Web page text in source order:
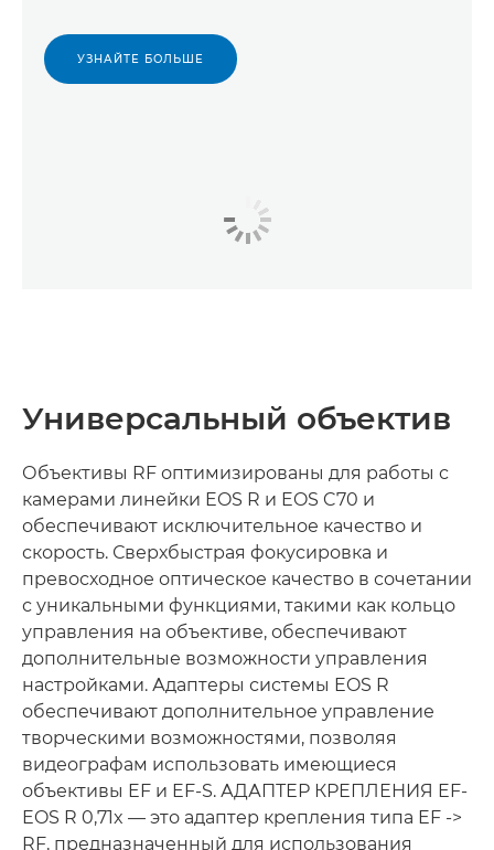
УЗНАЙТЕ БОЛЬШЕ
Универсальный объектив
Объективы RF оптимизированы для работы с
камерами линейки EOS R и EOS C70 и
обеспечивают исключительное качество и
скорость. Сверхбыстрая фокусировка и
превосходное оптическое качество в сочетании
с уникальными функциями, такими как кольцо
управления на объективе, обеспечивают
дополнительные возможности управления
настройками. Адаптеры системы EOS R
обеспечивают дополнительное управление
творческими возможностями, позволяя
видеографам использовать имеющиеся
объективы EF и EF-S. АДАПТЕР КРЕПЛЕНИЯ EF-
EOS R 0,71x — это адаптер крепления типа EF ->
RF, предназначенный для использования